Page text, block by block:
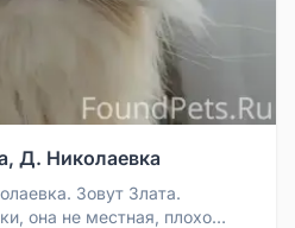
Д. Николаевка
Зовут Злата.
она не местная, плохо